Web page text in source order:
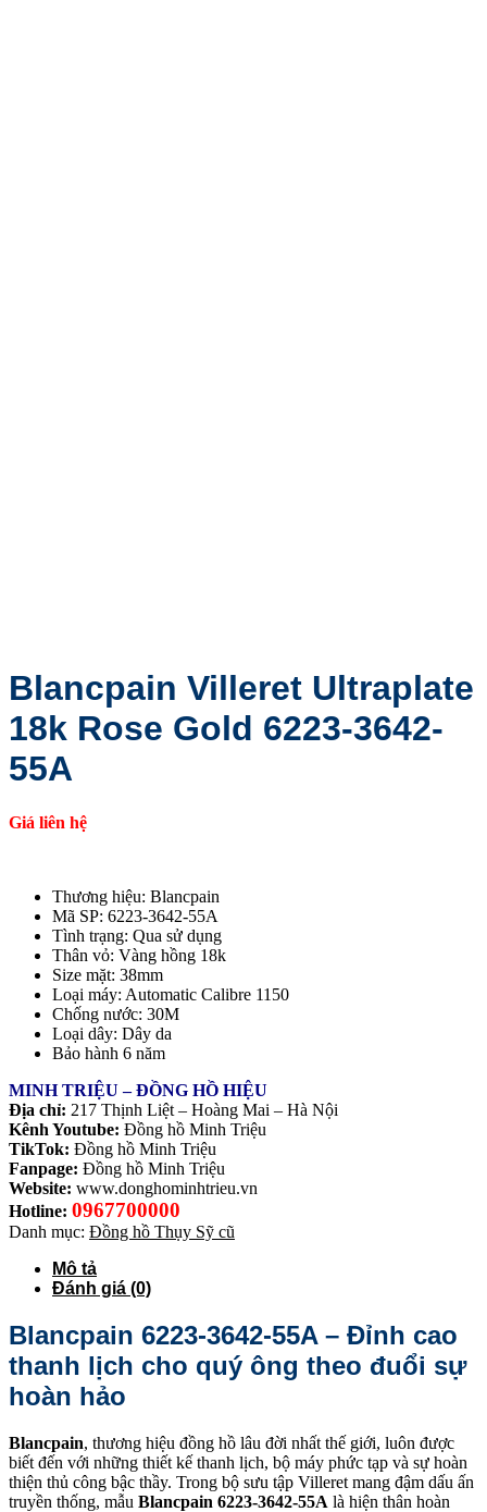
Blancpain Villeret Ultraplate
18k Rose Gold 6223-3642-
55A
Giá liên hệ
Thương hiệu: Blancpain
Mã SP: 6223-3642-55A
Tình trạng: Qua sử dụng
Thân vỏ: Vàng hồng 18k
Size mặt: 38mm
Loại máy: Automatic Calibre 1150
Chống nước: 30M
Loại dây: Dây da
Bảo hành 6 năm
MINH TRIỆU – ĐỒNG HỒ HIỆU
Địa chỉ: 217 Thịnh Liệt – Hoàng Mai – Hà Nội
Kênh Youtube: Đồng hồ Minh Triệu
TikTok: Đồng hồ Minh Triệu
Fanpage: Đồng hồ Minh Triệu
Website: www.donghominhtrieu.vn
Hotline: 0967700000
Danh mục: Đồng hồ Thụy Sỹ cũ
Mô tả
Đánh giá (0)
Blancpain 6223-3642-55A – Đỉnh cao
thanh lịch cho quý ông theo đuổi sự
hoàn hảo
Blancpain, thương hiệu đồng hồ lâu đời nhất thế giới, luôn được
biết đến với những thiết kế thanh lịch, bộ máy phức tạp và sự hoàn
thiện thủ công bậc thầy. Trong bộ sưu tập Villeret mang đậm dấu ấn
truyền thống, mẫu Blancpain 6223-3642-55A là hiện thân hoàn